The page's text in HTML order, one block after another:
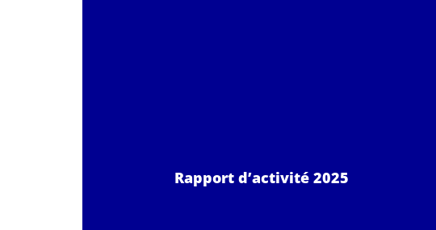
Rapport d’activité 2025